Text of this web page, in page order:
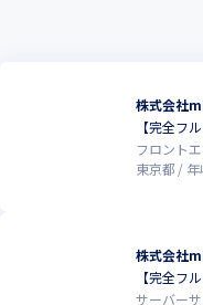
株式会社
【完全フ
フロント
東京都
年
株式会社
【完全フ
サーバー